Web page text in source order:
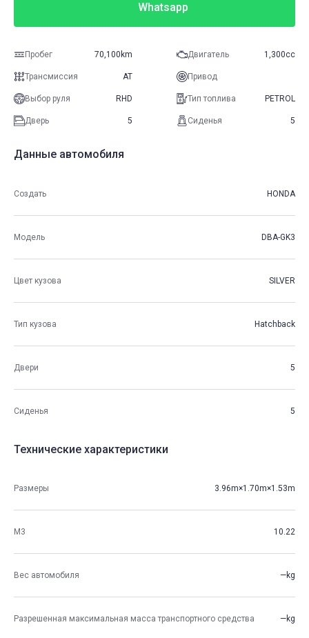
Whatsapp
Пробег 70,100km Двигатель 1,300cc
Трансмиссия AT Привод
Выбор руля RHD Тип топлива PETROL
Дверь 5 Сиденья 5
Данные автомобиля
Создать HONDA
Модель DBA-GK3
Цвет кузова SILVER
Тип кузова Hatchback
Двери 5
Сиденья 5
Технические характеристики
Размеры 3.96m×1.70m×1.53m
М3 10.22
Вес автомобиля —kg
Разрешенная максимальная масса транспортного средства —kg